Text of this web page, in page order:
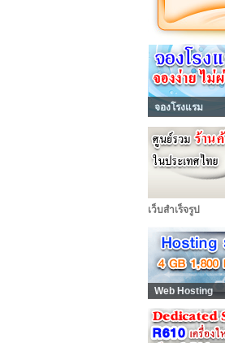
จองโรงแรม
เว็บสำเร็จรูป
Web Hosting